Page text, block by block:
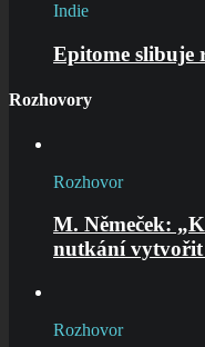
Indie
Epitome
Rozhovory
Rozhovor
M. Němeček:
nutkání vytvořit
Rozhovor